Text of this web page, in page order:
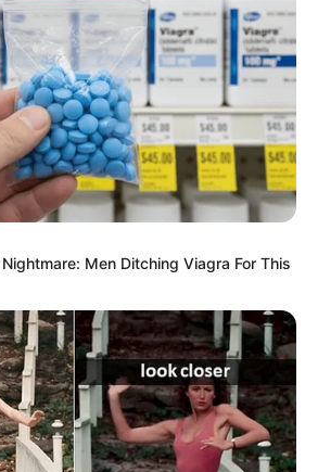
velas em um delicado mini-
ficar como na foto você
a cola e o glitter da cor
ainda usar a cola glitter,
de tecido, e o que mais
que os seus convidados
para casa algo que você
próprias mãos e que ainda
Men Ditching Viagra For This